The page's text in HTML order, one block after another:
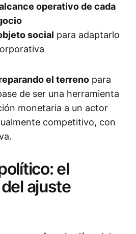
operativo de cada
social para adaptarlo
el terreno para
de ser una herramienta
monetaria a un actor
competitivo, con
el
ajuste